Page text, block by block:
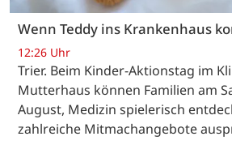
Wenn Teddy ins Krankenhaus
12:26 Uhr
Trier. Beim Kinder-Aktionstag im
Mutterhaus können Familien am
August, Medizin spielerisch
zahlreiche Mitmachangebote